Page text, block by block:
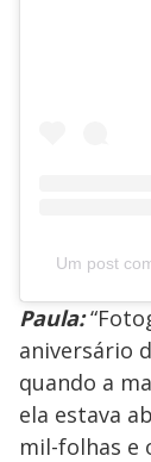
Um post
Paula:
aniversário
quando a
ela estava
mil-folhas e